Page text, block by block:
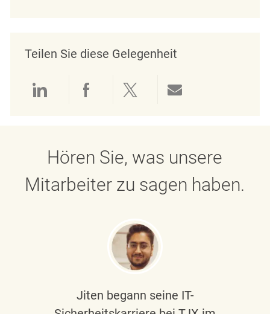
Teilen Sie diese Gelegenheit
Über LinkedIn teilen
Über Facebook teilen
Über Twitter teilen
Hören Sie, was unsere
Mitarbeiter zu sagen haben.
Jiten begann seine IT-